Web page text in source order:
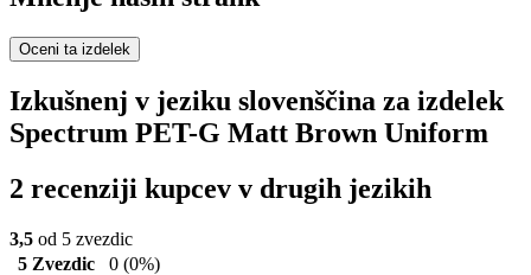
Oceni ta izdelek
Izkušnenj v jeziku slovenščina za izdelek
Spectrum PET-G Matt Brown Uniform
2 recenziji kupcev v drugih jezikih
3,5 od 5 zvezdic
5 Zvezdic
0 (0%)